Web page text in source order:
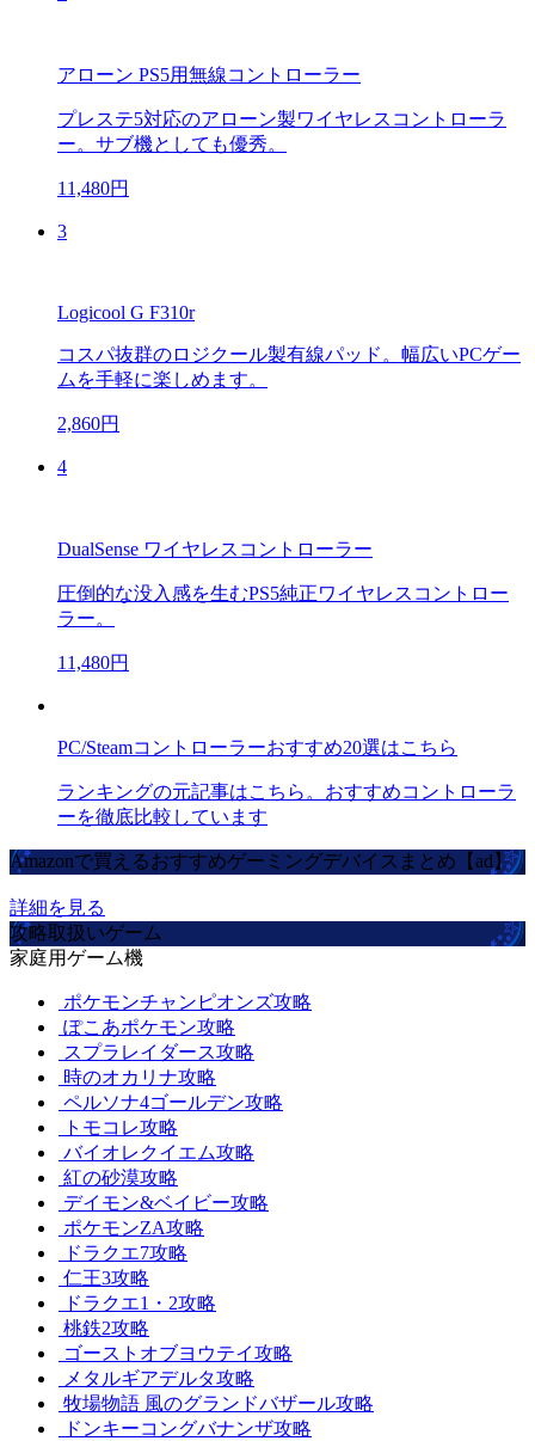
アローン PS5用無線コントローラー
プレステ5対応のアローン製ワイヤレスコントローラ
ー。サブ機としても優秀。
11,480円
3
Logicool G F310r
コスパ抜群のロジクール製有線パッド。幅広いPCゲー
ムを手軽に楽しめます。
2,860円
4
DualSense ワイヤレスコントローラー
圧倒的な没入感を生むPS5純正ワイヤレスコントロー
ラー。
11,480円
PC/Steamコントローラーおすすめ20選はこちら
ランキングの元記事はこちら。おすすめコントローラ
ーを徹底比較しています
Amazonで買えるおすすめゲーミングデバイスまとめ【ad】
詳細を見る
攻略取扱いゲーム
家庭用ゲーム機
ポケモンチャンピオンズ攻略
ぽこあポケモン攻略
スプラレイダース攻略
時のオカリナ攻略
ペルソナ4ゴールデン攻略
トモコレ攻略
バイオレクイエム攻略
紅の砂漠攻略
デイモン&ベイビー攻略
ポケモンZA攻略
ドラクエ7攻略
仁王3攻略
ドラクエ1・2攻略
桃鉄2攻略
ゴーストオブヨウテイ攻略
メタルギアデルタ攻略
牧場物語 風のグランドバザール攻略
ドンキーコングバナンザ攻略